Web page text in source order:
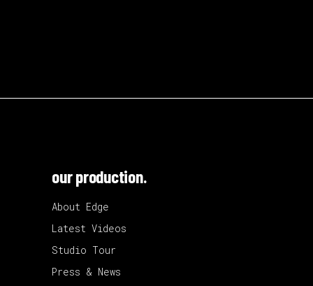
our production.
About Edge
Latest Videos
Studio Tour
Press & News